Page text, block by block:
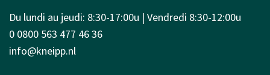
Du lundi au jeudi: 8:30-17:00u | Vendredi 8:30-12:00u
0 0800 563 477 46 36
info@kneipp.nl